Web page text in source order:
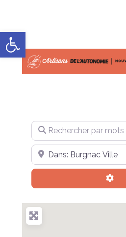
Ouvrir la barre
Rechercher par mots clés
Près de